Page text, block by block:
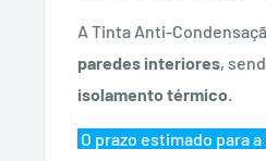
A Tinta Anti-
paredes interiores,
isolamento térmico.
O prazo estimado para